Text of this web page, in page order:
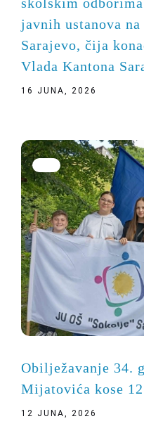
javnih ustanova
Sarajevo, čija
Vlada Kantona
16 JUNA, 2026
Obilježavanje 34.
Mijatovića kose
12 JUNA, 2026